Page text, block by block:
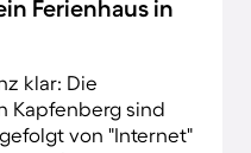
Ferienhaus in
klar: Die
Kapfenberg sind
von "Internet"